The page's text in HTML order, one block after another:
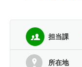
担当課
所在地